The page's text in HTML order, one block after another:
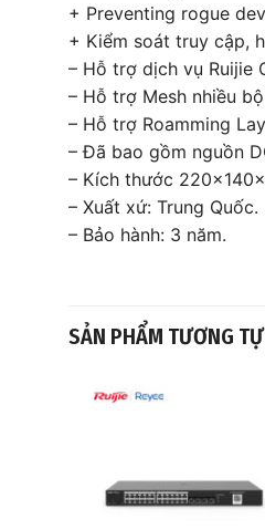
+ Preventing rogue
+ Kiểm soát truy cập,
– Hỗ trợ dịch vụ Ruijie
– Hỗ trợ Mesh nhiều
– Hỗ trợ Roamming
– Đã bao gồm nguồn
– Kích thước
– Xuất xứ: Trung Quốc.
– Bảo hành: 3 năm.
SẢN PHẨM TƯƠNG TỰ